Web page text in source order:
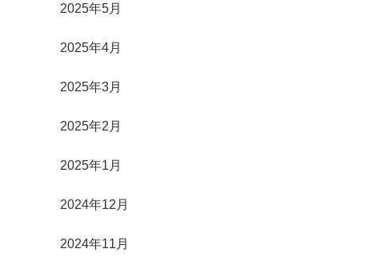
2025年5月
2025年4月
2025年3月
2025年2月
2025年1月
2024年12月
2024年11月